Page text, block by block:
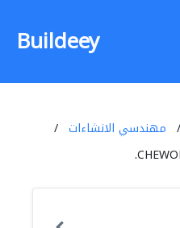
Buildeey
مهندسي الانشاءات